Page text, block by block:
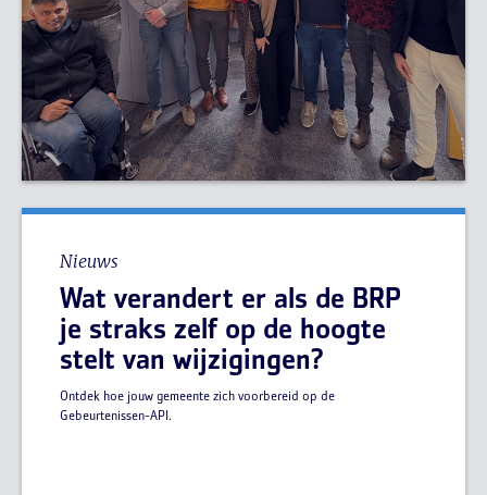
Nieuws
Wat verandert er als de BRP
je straks zelf op de hoogte
stelt van wijzigingen?
Ontdek hoe jouw gemeente zich voorbereid op de
Gebeurtenissen-API.